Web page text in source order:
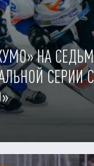
НА
СЕРИИ С